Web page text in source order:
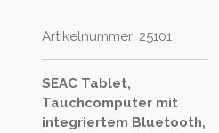
Artikelnummer: 25101
SEAC Tablet,
Tauchcomputer mit
integriertem Bluetooth,